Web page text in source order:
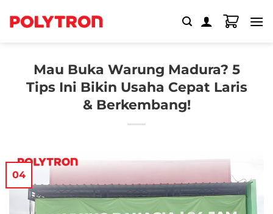
Mau Buka Warung Madura? 5
Tips Ini Bikin Usaha Cepat Laris
& Berkembang!
04